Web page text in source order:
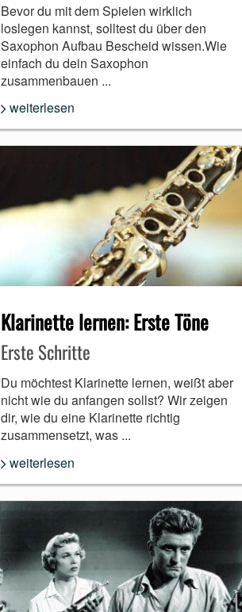
Bevor du mit dem Spielen wirklich
loslegen kannst, solltest du über den
Saxophon Aufbau Bescheid wissen.Wie
einfach du dein Saxophon
zusammenbauen ...
weiterlesen
Klarinette lernen: Erste Töne
Erste Schritte
Du möchtest Klarinette lernen, weißt aber
nicht wie du anfangen sollst? Wir zeigen
dir, wie du eine Klarinette richtig
zusammensetzt, was ...
weiterlesen